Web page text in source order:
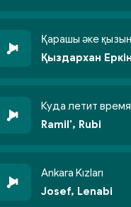
Куда летит время
Ramil', Rubi
Ankara Kızları
Josef, Lenabi